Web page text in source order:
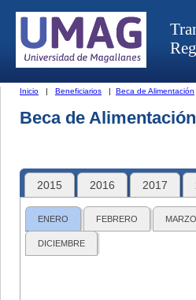
Inicio | Beneficiarios | Beca de Alimentación
Beca de Alimentación
2015 2016 2017
ENERO FEBRERO MARZO
DICIEMBRE